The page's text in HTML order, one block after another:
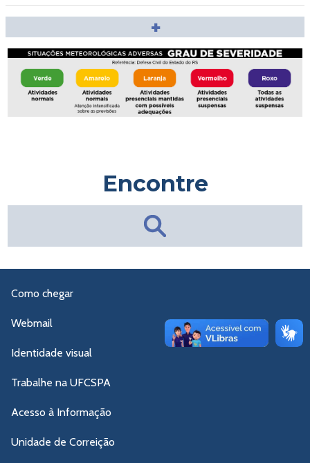
+
Encontre
Como chegar
Webmail
Identidade visual
Trabalhe na UFCSPA
Acesso à Informação
Unidade de Correição